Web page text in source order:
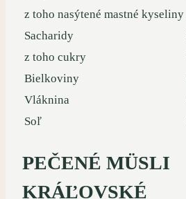
z toho nasýtené mastné kyseliny
Sacharidy
z toho cukry
Bielkoviny
Vláknina
Soľ
PEČENÉ MÜSLI
KRÁĽOVSKÉ